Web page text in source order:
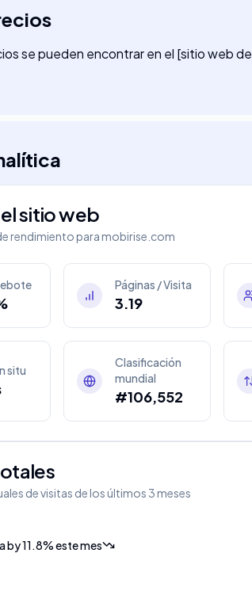
se pueden encontrar en el [sitio web
sitio web
rendimiento paramobirise.com
Páginas / Visita
3.19
situ
Clasificación
mundial
#106,552
de visitas de los últimos 3 meses
by11.8%este mes